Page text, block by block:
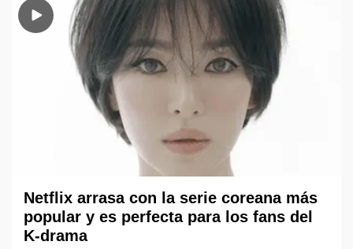
Netflix arrasa con la serie coreana más
popular y es perfecta para los fans del
K-drama